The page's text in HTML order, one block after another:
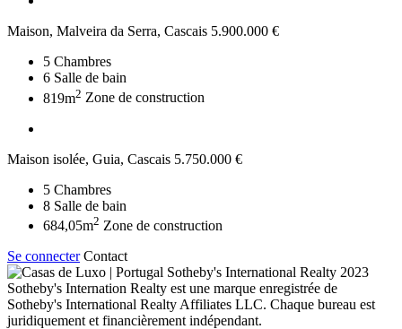
Maison, Malveira da Serra, Cascais 5.900.000 €
5 Chambres
6 Salle de bain
819m2 Zone de construction
Maison isolée, Guia, Cascais 5.750.000 €
5 Chambres
8 Salle de bain
684,05m2 Zone de construction
Se connecter Contact
2023
Sotheby's Internation Realty est une marque enregistrée de
Sotheby's International Realty Affiliates LLC. Chaque bureau est
juridiquement et financièrement indépendant.